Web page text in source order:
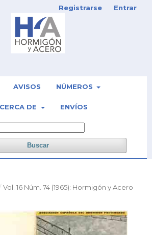
AVISOS NÚMEROS
DE ENVÍOS
Buscar
Registrarse Entrar
/ Vol. 16 Núm. 74 (1965): Hormigón y Acero